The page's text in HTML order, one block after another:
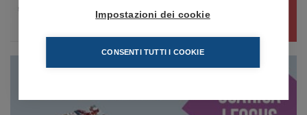
Impostazioni dei cookie
CONSENTI TUTTI I COOKIE